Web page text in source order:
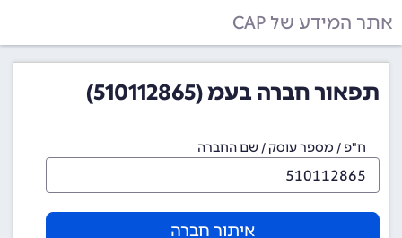
אתר המידע של CAP
תפאור חברה בעמ (510112865)
ח"פ / מספר עוסק / שם החברה
איתור חברה